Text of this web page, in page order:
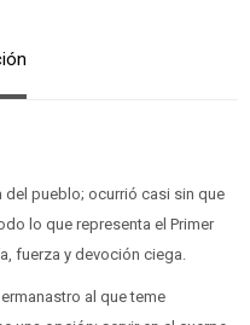
del pueblo; ocurrió casi sin que
lo que representa el Primer
fuerza y devoción ciega.
al que teme